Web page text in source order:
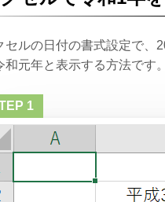
セルの日付の書式設定で、
和元年と表示する方法です。